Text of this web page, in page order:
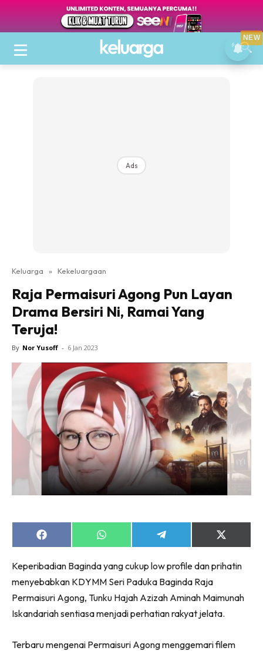
Ads
Keluarga » Kekeluargaan
Raja Permaisuri Agong Pun Layan
Drama Bersiri Ni, Ramai Yang
Teruja!
By Nor Yusoff - 6 Jan 2023
Share
on
Share
on
Share
on
Share
on
(Twitter)
Keperibadian Baginda yang cukup low profile dan prihatin
menyebabkan KDYMM Seri Paduka Baginda Raja
Permaisuri Agong, Tunku Hajah Azizah Aminah Maimunah
Iskandariah sentiasa menjadi perhatian rakyat jelata.
Terbaru mengenai Permaisuri Agong menggemari filem
NEW